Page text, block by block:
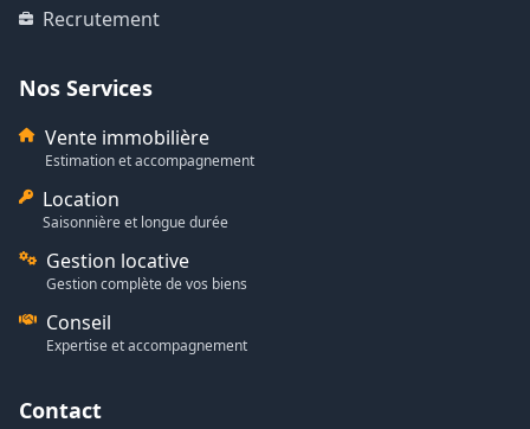
Recrutement
Nos Services
Vente immobilière
Estimation et accompagnement
Location
Saisonnière et longue durée
Gestion locative
Gestion complète de vos biens
Conseil
Expertise et accompagnement
Contact